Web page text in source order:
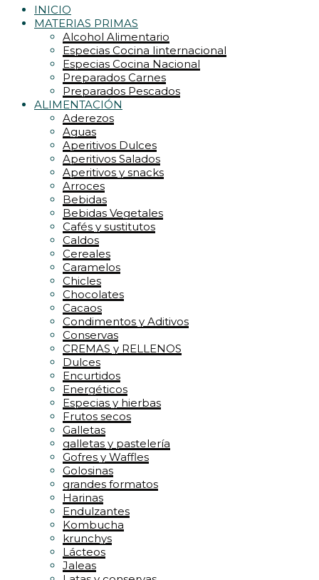
INICIO
MATERIAS PRIMAS
Alcohol Alimentario
Especias Cocina Iinternacional
Especias Cocina Nacional
Preparados Carnes
Preparados Pescados
ALIMENTACIÓN
Aderezos
Aguas
Aperitivos Dulces
Aperitivos Salados
Aperitivos y snacks
Arroces
Bebidas
Bebidas Vegetales
Cafés y sustitutos
Caldos
Cereales
Caramelos
Chicles
Chocolates
Cacaos
Condimentos y Aditivos
Conservas
CREMAS y RELLENOS
Dulces
Encurtidos
Energéticos
Especias y hierbas
Frutos secos
Galletas
galletas y pastelería
Gofres y Waffles
Golosinas
grandes formatos
Harinas
Endulzantes
Kombucha
krunchys
Lácteos
Jaleas